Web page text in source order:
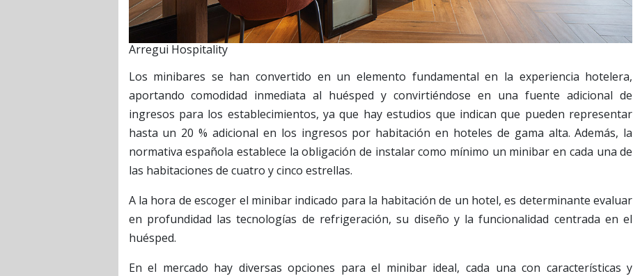
Arregui Hospitality
Los minibares se han convertido en un elemento fundamental en la experiencia hotelera,
aportando comodidad inmediata al huésped y convirtiéndose en una fuente adicional de
ingresos para los establecimientos, ya que hay estudios que indican que pueden representar
hasta un 20 % adicional en los ingresos por habitación en hoteles de gama alta. Además, la
normativa española establece la obligación de instalar como mínimo un minibar en cada una de
las habitaciones de cuatro y cinco estrellas.
A la hora de escoger el minibar indicado para la habitación de un hotel, es determinante evaluar
en profundidad las tecnologías de refrigeración, su diseño y la funcionalidad centrada en el
huésped.
En el mercado hay diversas opciones para el minibar ideal, cada una con características y